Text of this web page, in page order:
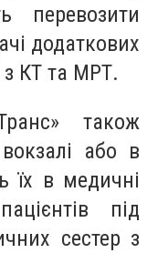
перевозити
додаткових
з КТ та МРТ.
також
або в
їх в медичні
під
сестер з